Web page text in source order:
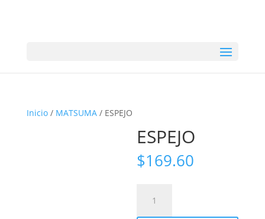
Inicio/ MATSUMA/ ESPEJO
ESPEJO
$169.60
cantidad